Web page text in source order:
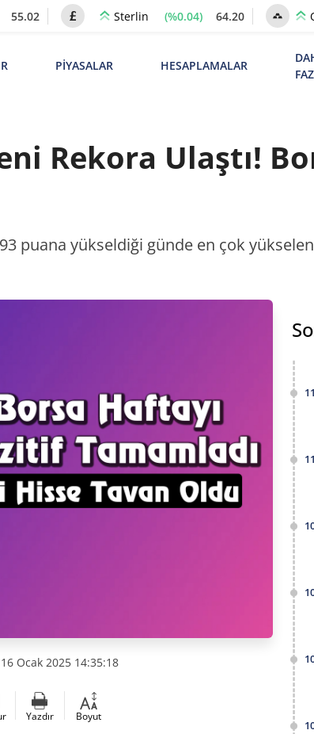
55.02 Sterlin (%0.04) 64.20
PİYASALAR HESAPLAMALAR
Rekora Ulaştı!
puana yükseldiği günde en çok
16 Ocak 2025 14:35:18
Yazdır Boyut